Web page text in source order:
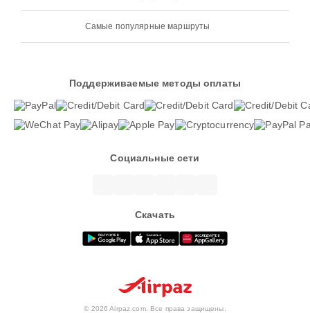
Самые популярные маршруты
Поддерживаемые методы оплаты
Социальные сети
Скачать
© 2026 Airpaz.com. Все права защищены.